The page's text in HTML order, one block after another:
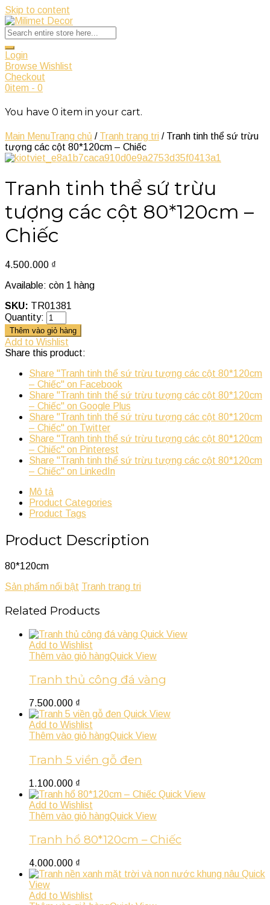
Skip to content
Login
Browse Wishlist
Checkout
0item - 0
You have 0 item in your cart.
Main MenuTrang chủ / Tranh trang tri / Tranh tinh thể sứ trừu
tượng các cột 80*120cm – Chiếc
Tranh tinh thể sứ trừu
tượng các cột 80*120cm –
Chiếc
4.500.000 ₫
Available: còn 1 hàng
SKU: TR01381
Quantity:
Thêm vào giỏ hàng
Add to Wishlist
Share this product:
Share "Tranh tinh thể sứ trừu tượng các cột 80*120cm
– Chiếc" on Facebook
Share "Tranh tinh thể sứ trừu tượng các cột 80*120cm
– Chiếc" on Google Plus
Share "Tranh tinh thể sứ trừu tượng các cột 80*120cm
– Chiếc" on Twitter
Share "Tranh tinh thể sứ trừu tượng các cột 80*120cm
– Chiếc" on Pinterest
Share "Tranh tinh thể sứ trừu tượng các cột 80*120cm
– Chiếc" on LinkedIn
Mô tả
Product Categories
Product Tags
Product Description
80*120cm
Sản phẩm nổi bật Tranh trang tri
Related Products
Quick View
Add to Wishlist
Thêm vào giỏ hàngQuick View
Tranh thủ công đá vàng
7.500.000 ₫
Quick View
Add to Wishlist
Thêm vào giỏ hàngQuick View
Tranh 5 viền gỗ đen
1.100.000 ₫
Quick View
Add to Wishlist
Thêm vào giỏ hàngQuick View
Tranh hổ 80*120cm – Chiếc
4.000.000 ₫
Quick
View
Add to Wishlist